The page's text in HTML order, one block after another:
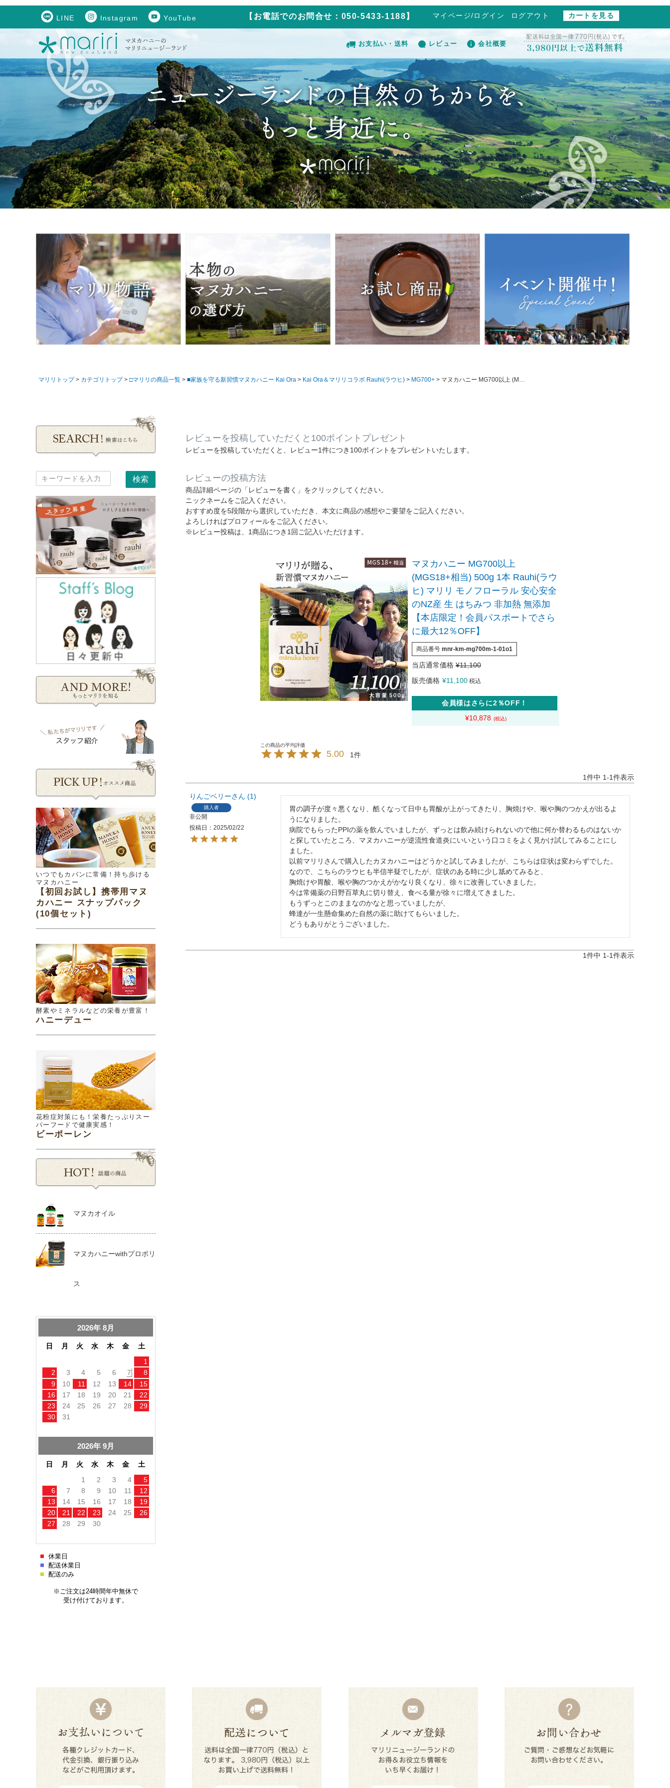
LINE Instagram YouTube 【お電話でのお問合せ：050-5433-1188】 マイページ/ログイン ログアウト カートを見る
お支払い・送料 レビュー 会社概要
マリリトップ カテゴリトップ □マリリの商品一覧 ■家族を守る新習慣マヌカハニー Kai Ora Kai Ora＆マリリコラボ Rauhi(ラウヒ) MG700+ マヌカハニー MG700以上 (MGS18+相当) 500g 1本 Rauhi(ラウヒ) マリリ モノフローラル 安心安全のNZ産 生 はちみつ 非加熱 無添加 【本店限定！会員パスポートでさらに最大12％OFF】のレビュー
いつでもカバンに常備！持ち歩ける
マヌカハニー
【初回お試し】携帯用マヌ
カハニー スナップパック
(10個セット)
酵素やミネラルなどの栄養が豊富！
ハニーデュー
花粉症対策にも！栄養たっぷりスー
パーフードで健康実感！
ビーポーレン
マヌカオイル
マヌカハニーwithプロポリ
ス
レビューを投稿していただくと100ポイントプレゼント
レビューを投稿していただくと、レビュー1件につき100ポイントをプレゼントいたします。
レビューの投稿方法
商品詳細ページの「レビューを書く」をクリックしてください。
ニックネームをご記入ください。
おすすめ度を5段階から選択していただき、本文に商品の感想やご要望をご記入ください。
よろしければプロフィールをご記入ください。
※レビュー投稿は、1商品につき1回ご記入いただけます。
マヌカハニー MG700以上
(MGS18+相当) 500g 1本 Rauhi(ラウ
ヒ) マリリ モノフローラル 安心安全
のNZ産 生 はちみつ 非加熱 無添加
【本店限定！会員パスポートでさら
に最大12％OFF】
商品番号 mnr-km-mg700m-1-01o1
当店通常価格 ¥11,100
販売価格 ¥11,100 税込
会員様はさらに2％OFF！
¥10,878
5.00 1
1件中 1-1件表示
りんごベリー 1
購入者
非公開
投稿日
2025/02/22
胃の調子が度々悪くなり、酷くなって日中も胃酸が上がってきたり、胸焼けや、喉や胸のつかえが出るよ
うになりました。
病院でもらったPPIの薬を飲んでいましたが、ずっとは飲み続けられないので他に何か替わるものはないか
と探していたところ、マヌカハニーが逆流性食道炎にいいという口コミをよく見かけ試してみることにし
ました。
以前マリリさんで購入したカヌカハニーはどうかと試してみましたが、こちらは症状は変わらずでした。
なので、こちらのラウヒも半信半疑でしたが、症状のある時に少し舐めてみると、
胸焼けや胃酸、喉や胸のつかえがかなり良くなり、徐々に改善していきました。
今は常備薬の日野百草丸に切り替え、食べる量が徐々に増えてきました。
もうずっとこのままなのかなと思っていましたが、
蜂達が一生懸命集めた自然の薬に助けてもらいました。
どうもありがとうございました。
1件中 1-1件表示